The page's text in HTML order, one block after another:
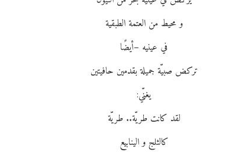
و محيط من العتمة الطبقية
في عينيه –أيضًا
تركض صبيّة جميلة بقدمين حافيتين
يغنّي:
لقد كانت طريّة.. طريّة
كالثلج و الينابيع